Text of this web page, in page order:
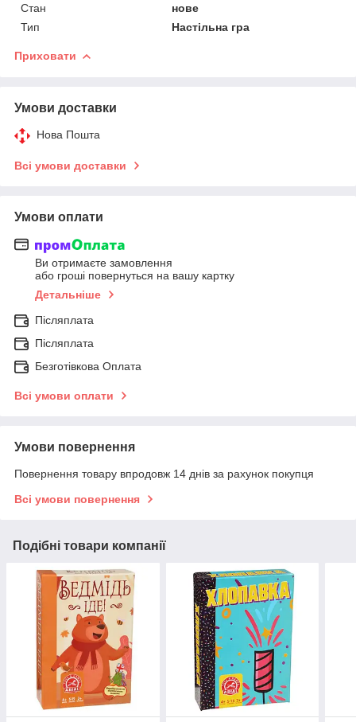
Стан
нове
Тип
Настільна гра
Приховати
Умови доставки
Нова Пошта
Всі умови доставки
Умови оплати
Ви отримаєте замовлення
або гроші повернуться на вашу картку
Детальніше
Післяплата
Післяплата
Безготівкова Оплата
Всі умови оплати
Умови повернення
Повернення товару впродовж 14 днів за рахунок покупця
Всі умови повернення
Подібні товари компанії